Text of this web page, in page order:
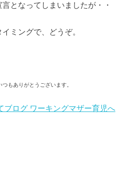
となってしまいましたが・・
ミングで、どうぞ。
もありがとうございます。